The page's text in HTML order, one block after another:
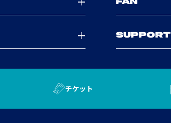
FAN
SUPPORT
チケット